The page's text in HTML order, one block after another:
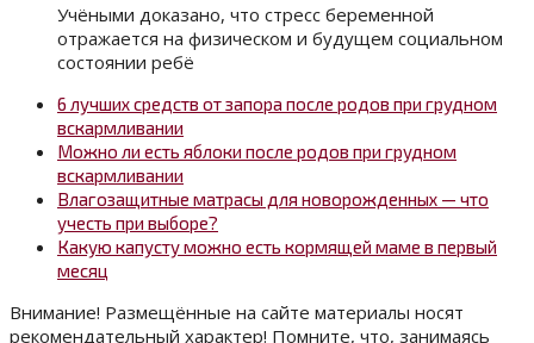
Учёными доказано, что стресс беременной
отражается на физическом и будущем социальном
состоянии ребё
6 лучших средств от запора после родов при грудном
вскармливании
Можно ли есть яблоки после родов при грудном
вскармливании
Влагозащитные матрасы для новорожденных — что
учесть при выборе?
Какую капусту можно есть кормящей маме в первый
месяц
Внимание! Размещённые на сайте материалы носят
рекомендательный характер! Помните, что, занимаясь